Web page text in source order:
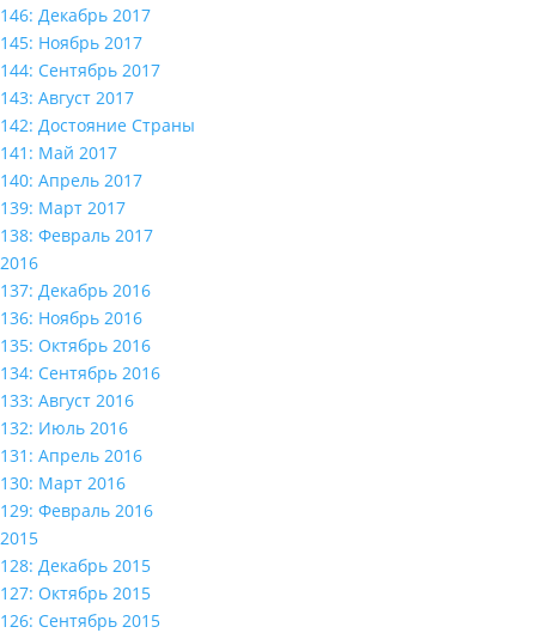
146: Декабрь 2017
145: Ноябрь 2017
144: Сентябрь 2017
143: Август 2017
142: Достояние Страны
141: Май 2017
140: Апрель 2017
139: Март 2017
138: Февраль 2017
2016
137: Декабрь 2016
136: Ноябрь 2016
135: Октябрь 2016
134: Сентябрь 2016
133: Август 2016
132: Июль 2016
131: Апрель 2016
130: Март 2016
129: Февраль 2016
2015
128: Декабрь 2015
127: Октябрь 2015
126: Сентябрь 2015